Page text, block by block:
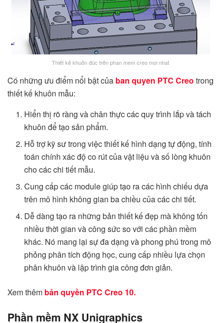
Thiết kế khuôn đúc trên phan mem creo moi nhat
Có những ưu điểm nổi bật của ban quyen PTC Creo trong
thiết kế khuôn mẫu:
Hiển thị rõ ràng và chân thực các quy trình lắp và tách
khuôn để tạo sản phẩm.
Hỗ trợ kỹ sư trong việc thiết kế hình dạng tự động, tính
toán chính xác độ co rút của vật liệu và số lòng khuôn
cho các chi tiết mẫu.
Cung cấp các module giúp tạo ra các hình chiếu dựa
trên mô hình không gian ba chiều của các chi tiết.
Dễ dàng tạo ra những bản thiết kế đẹp mà không tốn
nhiều thời gian và công sức so với các phần mềm
khác. Nó mang lại sự đa dạng và phong phú trong mô
phỏng phân tích động học, cung cấp nhiều lựa chọn
phân khuôn và lập trình gia công đơn giản.
Xem thêm bản quyền PTC Creo 10.
Phần mềm NX Unigraphics